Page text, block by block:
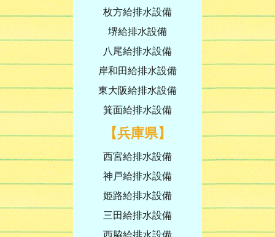
枚方給排水設備
堺給排水設備
八尾給排水設備
岸和田給排水設備
東大阪給排水設備
箕面給排水設備
【兵庫県】
西宮給排水設備
神戸給排水設備
姫路給排水設備
三田給排水設備
西脇給排水設備